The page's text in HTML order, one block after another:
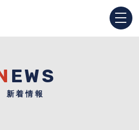
NEWS
新着情報